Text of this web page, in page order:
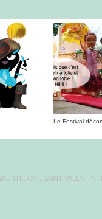
Le Festival
THE CAT SAINT VALENTIN